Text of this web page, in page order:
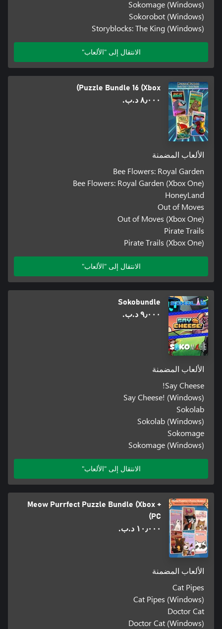
Sokomage (Windows)
Sokorobot (Windows)
Storyblocks: The King (Windows)
الانتقال إلى "الألعاب"
Puzzle Bundle 16 (Xbox)
٨٫٠٠٠ د.ب.‏
الألعاب المضمنة
Bee Flowers: Royal Garden
Bee Flowers: Royal Garden (Xbox One)
HoneyLand
Out of Moves
Out of Moves (Xbox One)
Pirate Trails
Pirate Trails (Xbox One)
الانتقال إلى "الألعاب"
Sokobundle
٩٫٠٠٠ د.ب.‏
الألعاب المضمنة
Say Cheese!
Say Cheese! (Windows)
Sokolab
Sokolab (Windows)
Sokomage
Sokomage (Windows)
الانتقال إلى "الألعاب"
Meow Purrfect Puzzle Bundle (Xbox +
PC)
١٠٫٠٠٠ د.ب.‏
الألعاب المضمنة
Cat Pipes
Cat Pipes (Windows)
Doctor Cat
Doctor Cat (Windows)